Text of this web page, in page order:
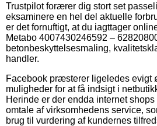
Trustpilot forærer dig stort set
eksaminere en hel del aktuelle
er det fornuftigt, at du iagttager
Metabo 4007430246592 –
betonbeskyttelsesmaling,
handler.
Facebook præsterer ligeledes evigt
muligheder for at få indsigt i
Herinde er der endda internet
omtale af virksomhedens service,
brug til vurdering af kundernes